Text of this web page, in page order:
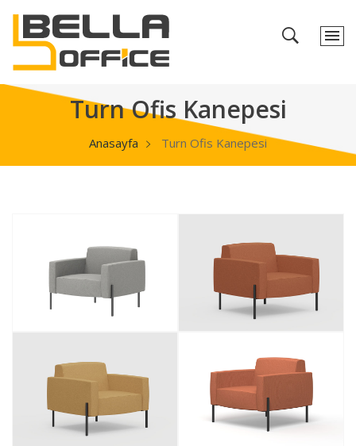
Turn Ofis Kanepesi
Anasayfa Turn Ofis Kanepesi